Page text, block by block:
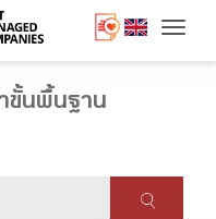
ขั้นพื้นฐาน